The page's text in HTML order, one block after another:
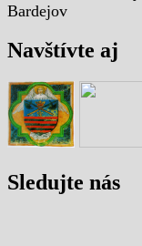
Navštívte aj
Sledujte nás